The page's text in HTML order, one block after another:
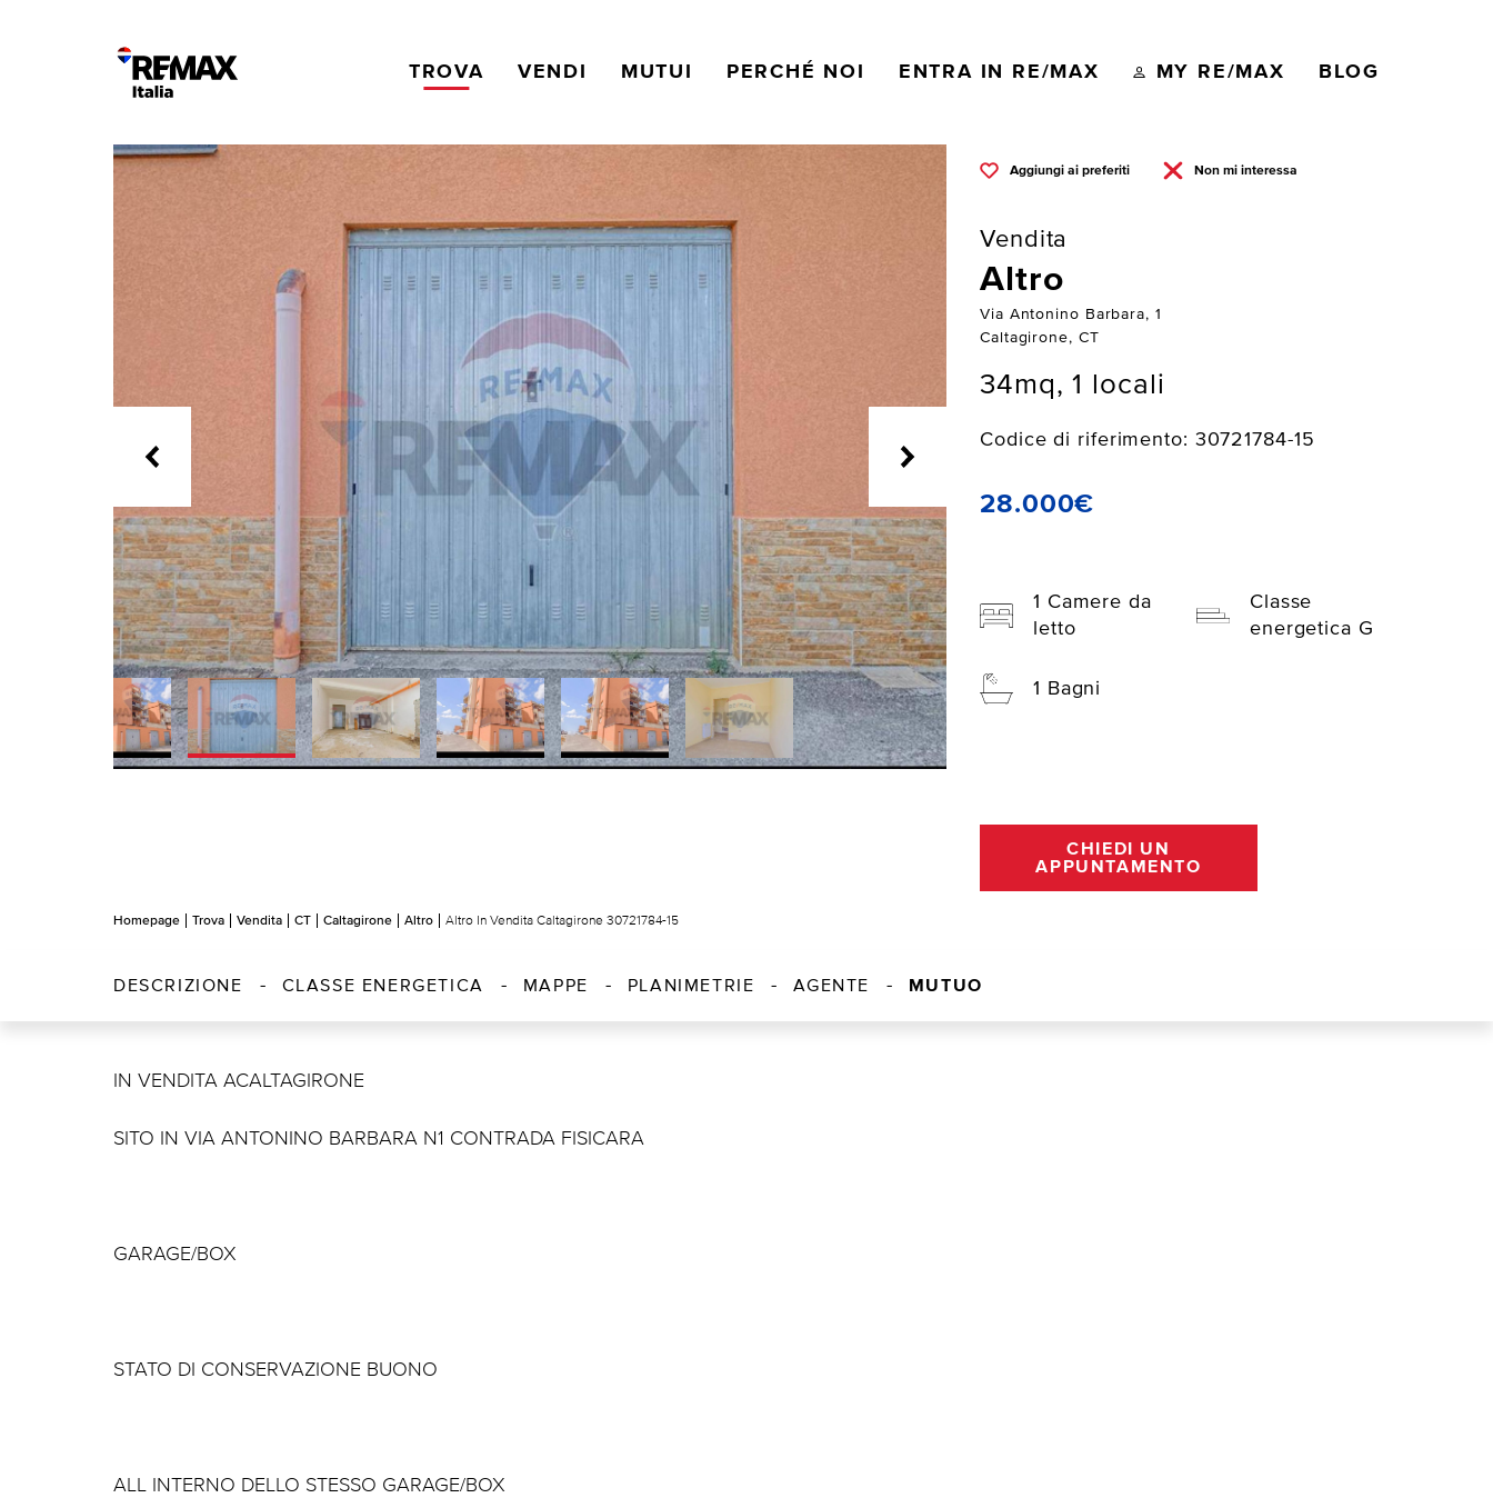
TROVA VENDI MUTUI PERCHÉ NOI ENTRA IN RE/MAX MY RE/MAX BLOG
Aggiungi ai preferiti Non mi interessa
Vendita
Altro
Via Antonino Barbara, 1
Caltagirone, CT
34mq, 1 locali
Codice di riferimento: 30721784-15
28.000€
1 Camere da
letto
Classe
energetica G
1 Bagni
CHIEDI UN
APPUNTAMENTO
Homepage Trova Vendita CT Caltagirone Altro Altro In Vendita Caltagirone 30721784-15
DESCRIZIONE CLASSE ENERGETICA MAPPE PLANIMETRIE AGENTE MUTUO
IN VENDITA ACALTAGIRONE
SITO IN VIA ANTONINO BARBARA N1 CONTRADA FISICARA
GARAGE/BOX
STATO DI CONSERVAZIONE BUONO
ALL INTERNO DELLO STESSO GARAGE/BOX